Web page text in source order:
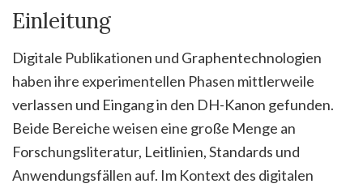
Einleitung
Digitale Publikationen und Graphentechnologien
haben ihre experimentellen Phasen mittlerweile
verlassen und Eingang in den DH-Kanon gefunden.
Beide Bereiche weisen eine große Menge an
Forschungsliteratur, Leitlinien, Standards und
Anwendungsfällen auf. Im Kontext des digitalen